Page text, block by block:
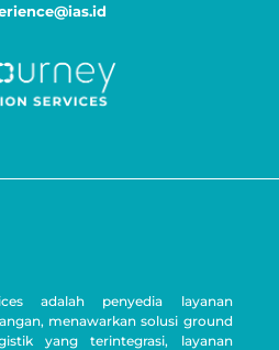
adalah penyedia layanan
menawarkan solusi ground
yang terintegrasi, layanan